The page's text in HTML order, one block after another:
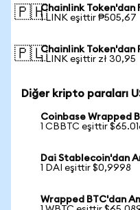
🇵🇭Chainlink Token'dan
1 LINK eşittir ₱505,67
🇵🇱Chainlink Token'dan
1 LINK eşittir zł 30,95
Diğer kripto paraları
Coinbase Wrapped
1 CBBTC eşittir
Dai Stablecoin'dan
1 DAI eşittir $0,9998
Wrapped BTC'dan